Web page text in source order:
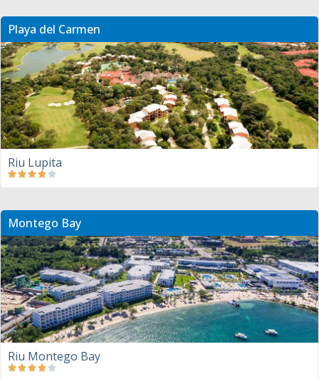
Playa del Carmen
Riu Lupita
Montego Bay
Riu Montego Bay